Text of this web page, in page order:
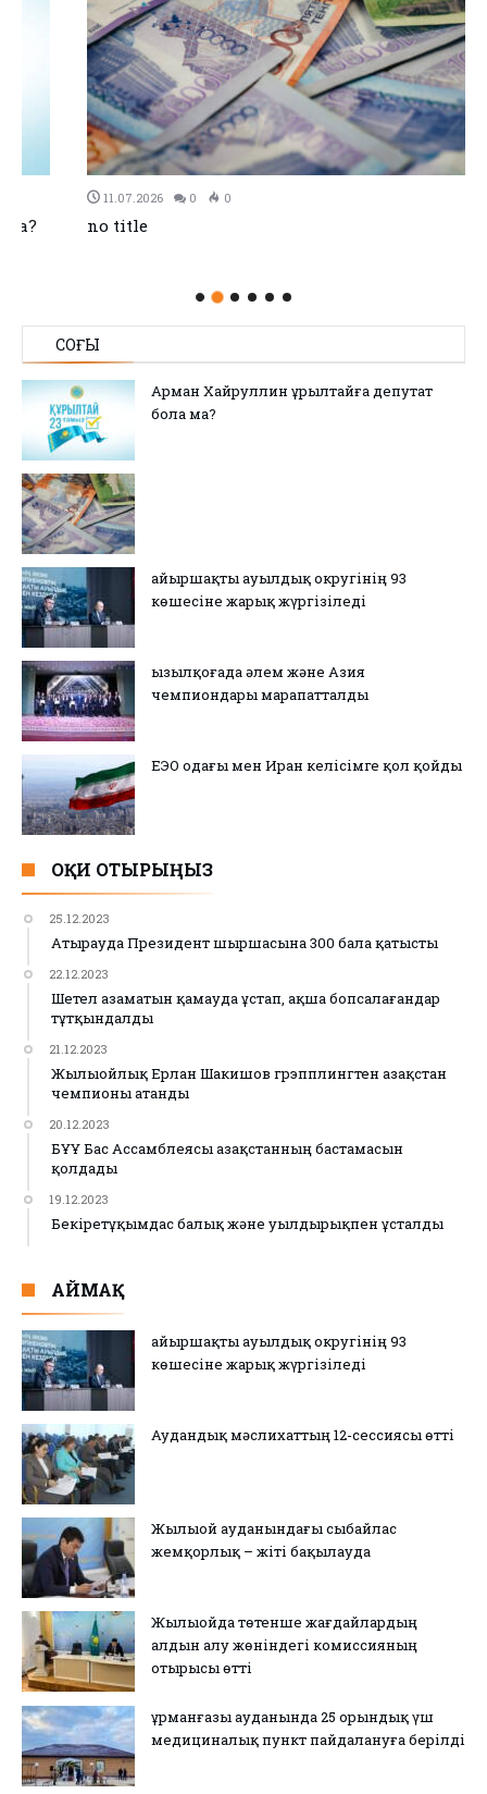
11.07.2026 0 0
no title
СОҢҒЫ
Арман Хайруллин Құрылтайға депутат
бола ма?
Қайыршақты ауылдық округінің 93
көшесіне жарық жүргізіледі
Қызылқоғада әлем және Азия
чемпиондары марапатталды
ЕЭО одағы мен Иран келісімге қол қойды
ОҚИ ОТЫРЫҢЫЗ
25.12.2023
Атырауда Президент шыршасына 300 бала қатысты
22.12.2023
Шетел азаматын қамауда ұстап, ақша бопсалағандар
тұтқындалды
21.12.2023
Жылыойлық Ерлан Шакишов грэпплингтен Қазақстан
чемпионы атанды
20.12.2023
БҰҰ Бас Ассамблеясы Қазақстанның бастамасын
қолдады
19.12.2023
Бекіретұқымдас балық және уылдырықпен ұсталды
АЙМАҚ
Қайыршақты ауылдық округінің 93
көшесіне жарық жүргізіледі
Аудандық мәслихаттың 12-сессиясы өтті
Жылыой ауданындағы сыбайлас
жемқорлық – жіті бақылауда
Жылыойда төтенше жағдайлардың
алдын алу жөніндегі комиссияның
отырысы өтті
Құрманғазы ауданында 25 орындық үш
медициналық пункт пайдалануға берілді